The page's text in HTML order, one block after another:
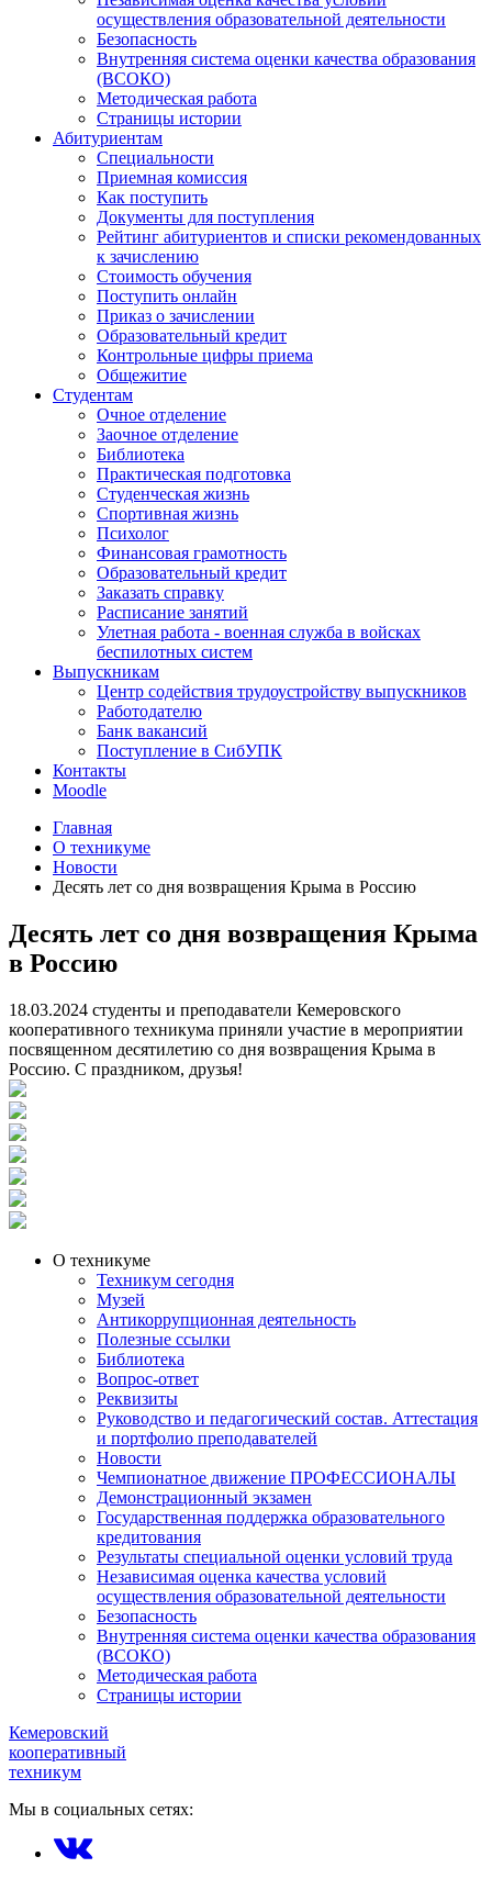
осуществления образовательной деятельности
Безопасность
Внутренняя система оценки качества образования
(ВСОКО)
Методическая работа
Страницы истории
Абитуриентам
Специальности
Приемная комиссия
Как поступить
Документы для поступления
Рейтинг абитуриентов и списки рекомендованных
к зачислению
Стоимость обучения
Поступить онлайн
Приказ о зачислении
Образовательный кредит
Контрольные цифры приема
Общежитие
Студентам
Очное отделение
Заочное отделение
Библиотека
Практическая подготовка
Студенческая жизнь
Спортивная жизнь
Психолог
Финансовая грамотность
Образовательный кредит
Заказать справку
Расписание занятий
Улетная работа - военная служба в войсках
беспилотных систем
Выпускникам
Центр содействия трудоустройству выпускников
Работодателю
Банк вакансий
Поступление в СибУПК
Контакты
Moodle
Главная
О техникуме
Новости
Десять лет со дня возвращения Крыма в Россию
Десять лет со дня возвращения Крыма
в Россию
18.03.2024 студенты и преподаватели Кемеровского
кооперативного техникума приняли участие в мероприятии
посвященном десятилетию со дня возвращения Крыма в
Россию. С праздником, друзья!
О техникуме
Техникум сегодня
Музей
Антикоррупционная деятельность
Полезные ссылки
Библиотека
Вопрос-ответ
Реквизиты
Руководство и педагогический состав. Аттестация
и портфолио преподавателей
Новости
Чемпионатное движение ПРОФЕССИОНАЛЫ
Демонстрационный экзамен
Государственная поддержка образовательного
кредитования
Результаты специальной оценки условий труда
Независимая оценка качества условий
осуществления образовательной деятельности
Безопасность
Внутренняя система оценки качества образования
(ВСОКО)
Методическая работа
Страницы истории
Кемеровский
кооперативный
техникум
Мы в социальных сетях: